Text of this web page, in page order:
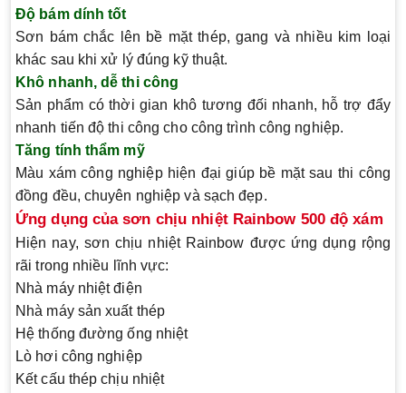
Độ bám dính tốt
Sơn bám chắc lên bề mặt thép, gang và nhiều kim loại
khác sau khi xử lý đúng kỹ thuật.
Khô nhanh, dễ thi công
Sản phẩm có thời gian khô tương đối nhanh, hỗ trợ đẩy
nhanh tiến độ thi công cho công trình công nghiệp.
Tăng tính thẩm mỹ
Màu xám công nghiệp hiện đại giúp bề mặt sau thi công
đồng đều, chuyên nghiệp và sạch đẹp.
Ứng dụng của sơn chịu nhiệt Rainbow 500 độ xám
Hiện nay, sơn chịu nhiệt Rainbow được ứng dụng rộng
rãi trong nhiều lĩnh vực:
Nhà máy nhiệt điện
Nhà máy sản xuất thép
Hệ thống đường ống nhiệt
Lò hơi công nghiệp
Kết cấu thép chịu nhiệt